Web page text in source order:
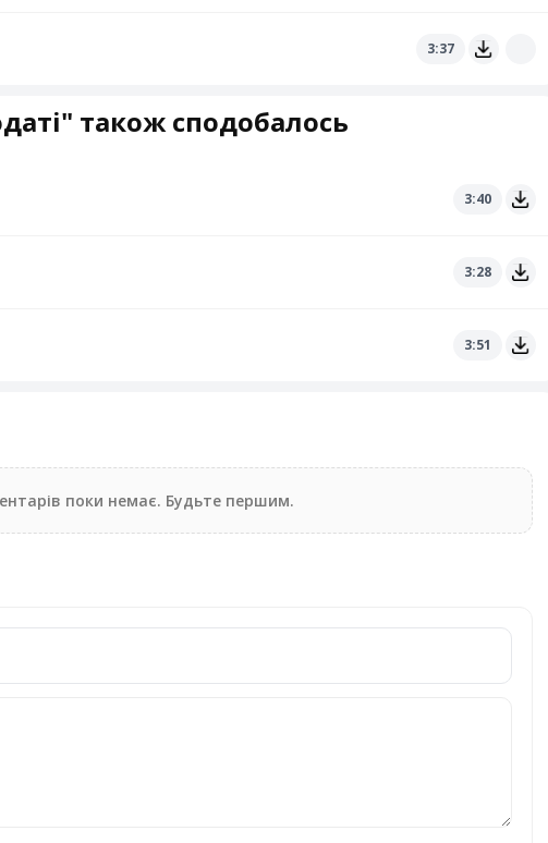
3:37
також сподобалось
3:40
3:28
3:51
поки немає. Будьте першим.